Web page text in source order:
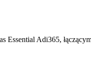
Essential Adi365,